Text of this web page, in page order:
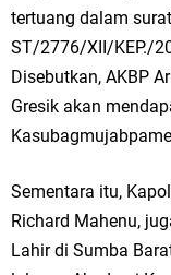
RT 03 RW 01 Patra
tertuang dalam
ST/2776/XII/KEP./
Disebutkan, AKBP
Gresik akan
Sementara itu,
Richard Mahenu,
Lahir di Sumba